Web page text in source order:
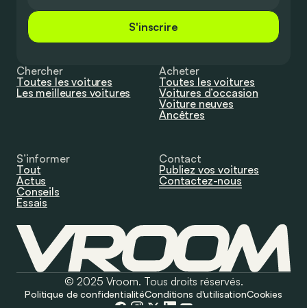
S'inscrire
Chercher
Toutes les voitures
Les meilleures voitures
Acheter
Toutes les voitures
Voitures d’occasion
Voiture neuves
Ancêtres
S’informer
Tout
Actus
Conseils
Essais
Contact
Publiez vos voitures
Contactez-nous
© 2025 Vroom. Tous droits réservés.
Politique de confidentialitéConditions d'utilisationCookies